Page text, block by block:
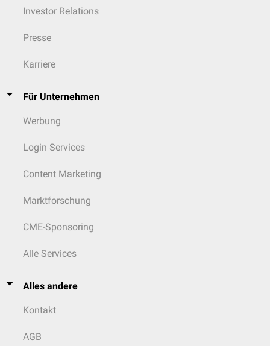
Investor Relations
Presse
Karriere
Für Unternehmen
Werbung
Login Services
Content Marketing
Marktforschung
CME-Sponsoring
Alle Services
Alles andere
Kontakt
AGB